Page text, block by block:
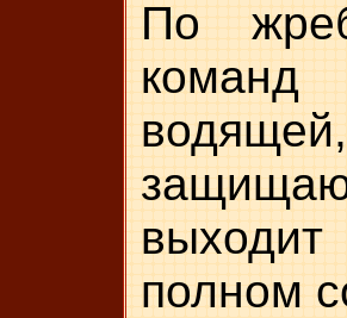
По
водящей,
полном